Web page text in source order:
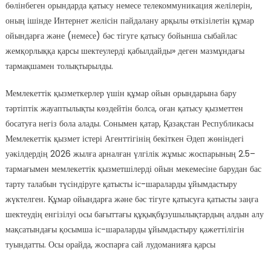
бөлінбеген орындарда қатысу немесе телекоммуникация желілерін,
оның ішінде Интернет желісін пайдалану арқылы өткізілетін құмар
ойындарға және (немесе) бәс тігуге қатысу бойынша сыбайлас
жемқорлыққа қарсы шектеулерді қабылдайды» деген мазмұндағы
тармақшамен толықтырылды.
Мемлекеттік қызметкерлер үшін құмар ойын орындарына бару
тәртіптік жауаптылықты көздейтін болса, оған қатысу қызметтен
босатуға негіз бола алады. Сонымен қатар, Қазақстан Республикасы
Мемлекеттік қызмет істері Агенттігінің бекіткен Әдеп жөніндегі
уәкілдердің 2026 жылға арналған үлгілік жұмыс жоспарының 2.5–
тармағымен мемлекеттік қызметшілерді ойын мекемесіне барудан бас
тарту талабын түсіндіруге қатысты іс-шараларды ұйымдастыру
жүктелген. Құмар ойындарға және бәс тігуге қатысуға қатысты заңға
шектеудің енгізілуі осы бағыттағы құқықбұзушылықтардың алдын алу
мақсатындағы қосымша іс-шараларды ұйымдастыру қажеттілігін
туындатты. Осы орайда, жоспарға сай лудоманияға қарсы